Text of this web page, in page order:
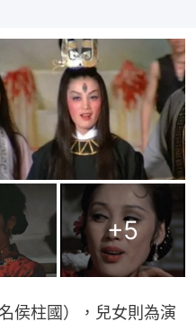
+5
侯柱國），兒女則為演